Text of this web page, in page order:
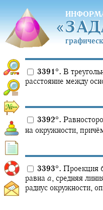
«
«
3391°. В
расстояние между
3392°.
на окружности,
3393°. Проекция
равна a, средняя
радиус окружности,